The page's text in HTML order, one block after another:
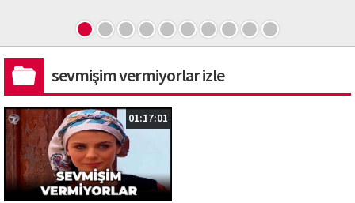
sevmişim vermiyorlar izle
01:17:01